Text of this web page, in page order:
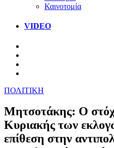
Καινοτομία
VIDEO
ΠΟΛΙΤΙΚΗ
Μητσοτάκης: Ο
Κυριακής των
επίθεση στην